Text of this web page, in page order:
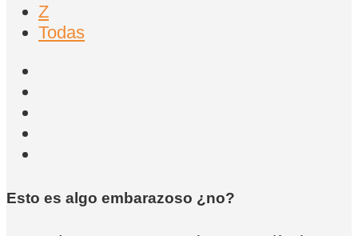
Z
Todas
Esto es algo embarazoso ¿no?